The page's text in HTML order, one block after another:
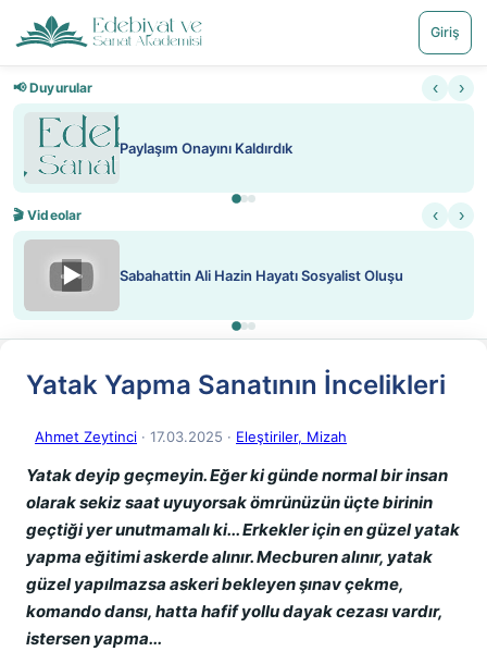
Giriş
📢 Duyurular ‹ ›
Paylaşım Onayını Kaldırdık
🎬 Videolar ‹ ›
▶ Sabahattin Ali Hazin Hayatı Sosyalist Oluşu
Yatak Yapma Sanatının İncelikleri
Ahmet Zeytinci · 17.03.2025 · Eleştiriler, Mizah
Yatak deyip geçmeyin. Eğer ki günde normal bir insan
olarak sekiz saat uyuyorsak ömrünüzün üçte birinin
geçtiği yer unutmamalı ki... Erkekler için en güzel yatak
yapma eğitimi askerde alınır. Mecburen alınır, yatak
güzel yapılmazsa askeri bekleyen şınav çekme,
komando dansı, hatta hafif yollu dayak cezası vardır,
istersen yapma...